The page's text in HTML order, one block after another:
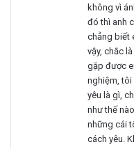
không vì
đó thì anh
chẳng biết
vậy, chắc
gặp được
nghiệm, tôi
yêu là gì,
như thế
những cái
cách yêu.